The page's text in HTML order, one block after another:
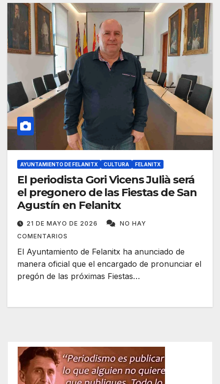
AYUNTAMIENTO DE FELANITX CULTURA FELANITX
El periodista Gori Vicens Julià será
el pregonero de las Fiestas de San
Agustín en Felanitx
21 DE MAYO DE 2026
NO HAY
COMENTARIOS
El Ayuntamiento de Felanitx ha anunciado de
manera oficial que el encargado de pronunciar el
pregón de las próximas Fiestas…